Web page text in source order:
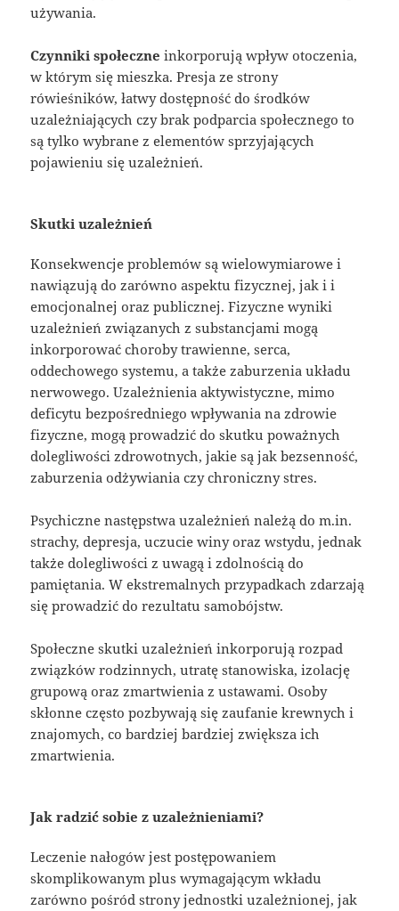
używania.
Czynniki społeczne inkorporują wpływ otoczenia,
w którym się mieszka. Presja ze strony
rówieśników, łatwy dostępność do środków
uzależniających czy brak podparcia społecznego to
są tylko wybrane z elementów sprzyjających
pojawieniu się uzależnień.
Skutki uzależnień
Konsekwencje problemów są wielowymiarowe i
nawiązują do zarówno aspektu fizycznej, jak i i
emocjonalnej oraz publicznej. Fizyczne wyniki
uzależnień związanych z substancjami mogą
inkorporować choroby trawienne, serca,
oddechowego systemu, a także zaburzenia układu
nerwowego. Uzależnienia aktywistyczne, mimo
deficytu bezpośredniego wpływania na zdrowie
fizyczne, mogą prowadzić do skutku poważnych
dolegliwości zdrowotnych, jakie są jak bezsenność,
zaburzenia odżywiania czy chroniczny stres.
Psychiczne następstwa uzależnień należą do m.in.
strachy, depresja, uczucie winy oraz wstydu, jednak
także dolegliwości z uwagą i zdolnością do
pamiętania. W ekstremalnych przypadkach zdarzają
się prowadzić do rezultatu samobójstw.
Społeczne skutki uzależnień inkorporują rozpad
związków rodzinnych, utratę stanowiska, izolację
grupową oraz zmartwienia z ustawami. Osoby
skłonne często pozbywają się zaufanie krewnych i
znajomych, co bardziej bardziej zwiększa ich
zmartwienia.
Jak radzić sobie z uzależnieniami?
Leczenie nałogów jest postępowaniem
skomplikowanym plus wymagającym wkładu
zarówno pośród strony jednostki uzależnionej, jak